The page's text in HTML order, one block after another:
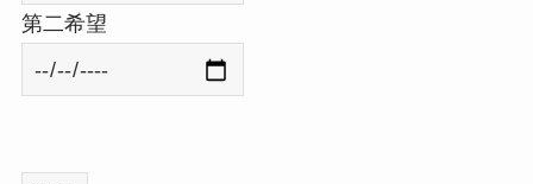
第二希望